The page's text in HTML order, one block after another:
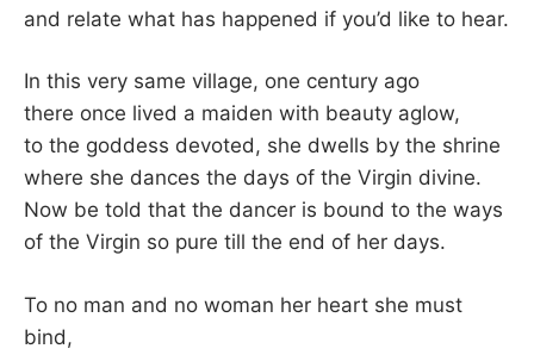
&
F
O
L
K
and relate what has happened if you’d like to hear.
In this very same village, one century ago
there once lived a maiden with beauty aglow,
to the goddess devoted, she dwells by the shrine
where she dances the days of the Virgin divine.
Now be told that the dancer is bound to the ways
of the Virgin so pure till the end of her days.
To no man and no woman her heart she must
bind,